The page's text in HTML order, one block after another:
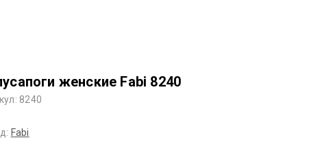
женские Fabi 8240
8240
Fabi